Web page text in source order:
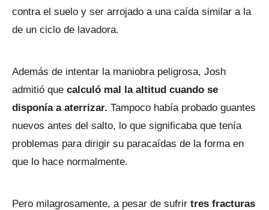
contra el suelo y ser arrojado a una caída similar a la
de un ciclo de lavadora.
Además de intentar la maniobra peligrosa, Josh
admitió que calculó mal la altitud cuando se
disponía a aterrizar. Tampoco había probado guantes
nuevos antes del salto, lo que significaba que tenía
problemas para dirigir su paracaídas de la forma en
que lo hace normalmente.
Pero milagrosamente, a pesar de sufrir tres fracturas